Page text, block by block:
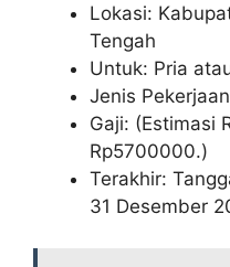
Lokasi:
Tengah
Untuk: Pria
Jenis
Gaji: (Estimasi
Rp5700000.)
Terakhir:
31 Desember